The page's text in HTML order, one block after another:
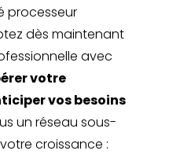
processeur
dès maintenant
avec
votre
vos besoins
un réseau sous-
croissance :